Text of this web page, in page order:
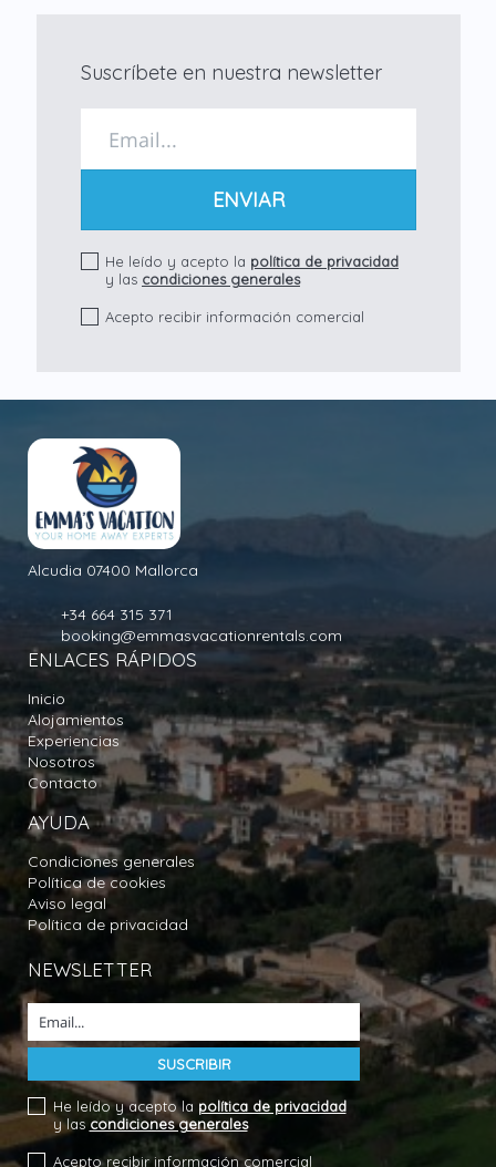
Suscríbete en nuestra newsletter
He leído y acepto la política de privacidad
y las condiciones generales
Acepto recibir información comercial
Alcudia 07400 Mallorca
+34 664 315 371
booking@emmasvacationrentals.com
ENLACES RÁPIDOS
Inicio
Alojamientos
Experiencias
Nosotros
Contacto
AYUDA
Condiciones generales
Política de cookies
Aviso legal
Política de privacidad
NEWSLETTER
He leído y acepto la política de privacidad
y las condiciones generales
Acepto recibir información comercial